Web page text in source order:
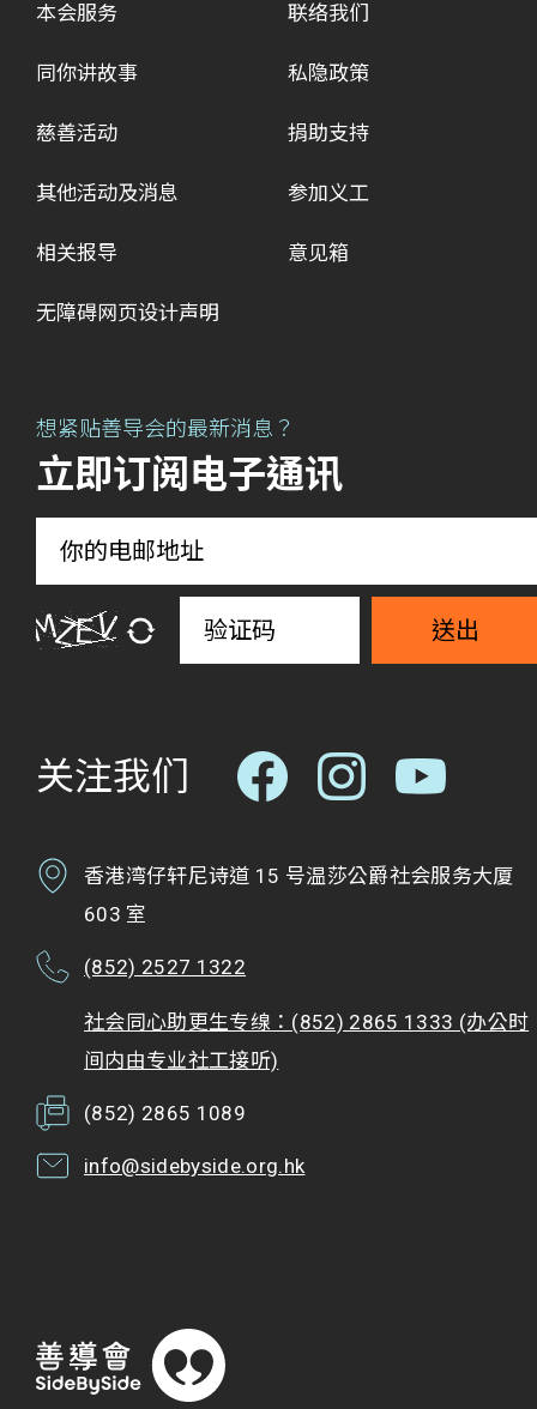
本会服务
同你讲故事
慈善活动
其他活动及消息
相关报导
联络我们
私隐政策
捐助支持
参加义工
意见箱
无障碍网页设计声明
想紧贴善导会的最新消息？
立即订阅电子通讯
送出
关注我们
香港湾仔轩尼诗道 15 号温莎公爵社会服务大厦
603 室
(852) 2527 1322
社会同心助更生专缐：(852) 2865 1333 (办公时
间内由专业社工接听)
(852) 2865 1089
info@sidebyside.org.hk